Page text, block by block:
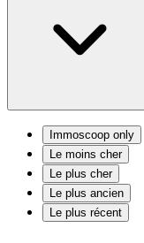
Immoscoop only
Le moins cher
Le plus cher
Le plus ancien
Le plus récent